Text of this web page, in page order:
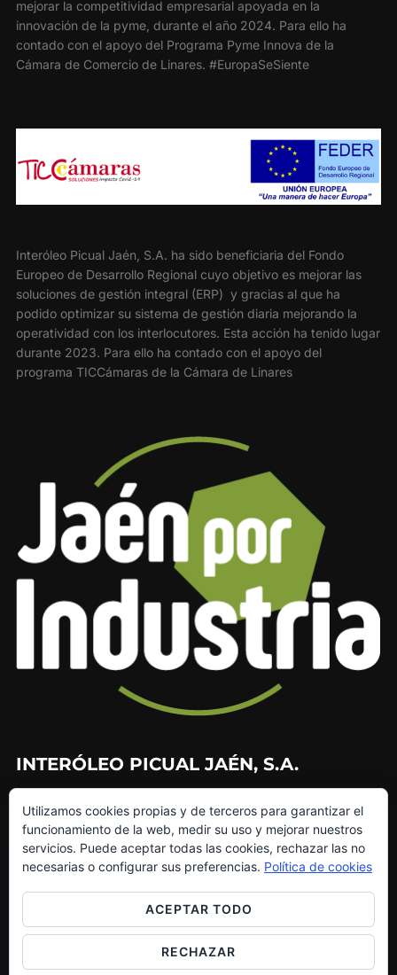
mejorar la competitividad empresarial apoyada en la
innovación de la pyme, durante el año 2024. Para ello ha
contado con el apoyo del Programa Pyme Innova de la
Cámara de Comercio de Linares. #EuropaSeSiente
Interóleo Picual Jaén, S.A. ha sido beneficiaria del Fondo
Europeo de Desarrollo Regional cuyo objetivo es mejorar las
soluciones de gestión integral (ERP) y gracias al que ha
podido optimizar su sistema de gestión diaria mejorando la
operatividad con los interlocutores. Esta acción ha tenido lugar
durante 2023. Para ello ha contado con el apoyo del
programa TICCámaras de la Cámara de Linares
INTERÓLEO PICUAL JAÉN, S.A.
953 226 010
953 272 499
info@interoleo.com
canaldedenuncias@interoleo.com
Utilizamos cookies propias y de terceros para garantizar el
funcionamiento de la web, medir su uso y mejorar nuestros
servicios. Puede aceptar todas las cookies, rechazar las no
necesarias o configurar sus preferencias. Política de cookies
ACEPTAR TODO
RECHAZAR